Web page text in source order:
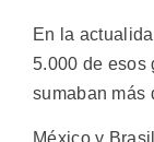
En la
5.000 de esos
sumaban más
México y